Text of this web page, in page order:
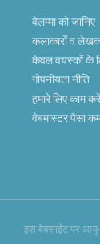
वेलम्मा को जानिए
कलाकारों व
केवल वयस्कों के
गोपनीयता नीति
हमारे लिए काम करें
वेबमास्टर पैसा
इस वेबसाईट पर आयु-